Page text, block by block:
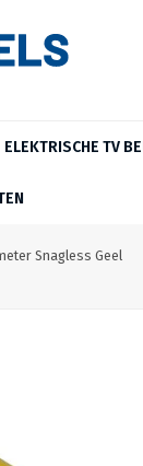
ELEKTRISCHE TV
Snagless Geel